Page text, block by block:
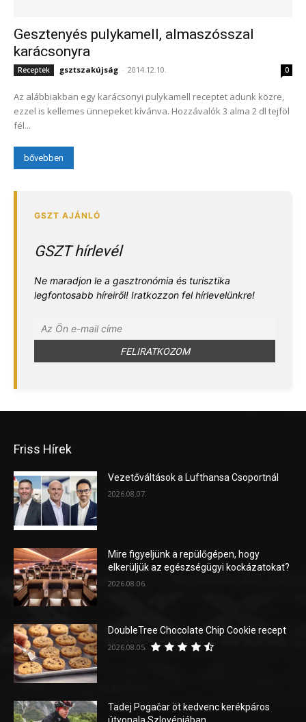
Gesztenyés pulykamell, almaszósszal
karácsonyra
Receptek gsztszakújság - 2014.12.10. 0
Az alábbiakban egy karácsonyi pulykamell receptet adunk közre,
ezzel is kellemes ünnepeket kívánva. Hozzávalók 3 alma 2 dl tejföl
fél...
bővebben
GSZT hírlevél
Ne maradjon le a gasztronómia és turisztika
legfontosabb híreiről! Iratkozzon fel hírlevelünkre!
Friss Hírek
Vezetőváltások a Lufthansa Csoportnál
2026.08.07.
Mire figyeljünk a repülőgépen, hogy
elkerüljük az egészségügyi kockázatokat?
2026.08.06.
DoubleTree Chocolate Chip Cookie recept
2026.08.05.
Tadej Pogačar öt kedvenc kerékpáros